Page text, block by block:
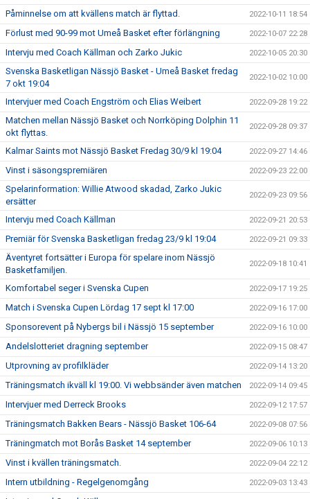
Påminnelse om att kvällens match är flyttad. 2022-10-11 18:54
Förlust med 90-99 mot Umeå Basket efter förlängning 2022-10-07 22:28
Intervju med Coach Källman och Zarko Jukic 2022-10-05 20:30
Svenska Basketligan Nässjö Basket - Umeå Basket fredag
7 okt 19:04
2022-10-02 10:00
Intervjuer med Coach Engström och Elias Weibert 2022-09-28 19:22
Matchen mellan Nässjö Basket och Norrköping Dolphin 11
okt flyttas.
2022-09-28 09:37
Kalmar Saints mot Nässjö Basket Fredag 30/9 kl 19:04 2022-09-27 14:46
Vinst i säsongspremiären 2022-09-23 22:00
Spelarinformation: Willie Atwood skadad, Zarko Jukic
ersätter
2022-09-23 09:56
Intervju med Coach Källman 2022-09-21 20:53
Premiär för Svenska Basketligan fredag 23/9 kl 19:04 2022-09-21 09:33
Äventyret fortsätter i Europa för spelare inom Nässjö
Basketfamiljen.
2022-09-18 10:41
Komfortabel seger i Svenska Cupen 2022-09-17 19:25
Match i Svenska Cupen Lördag 17 sept kl 17:00 2022-09-16 17:00
Sponsorevent på Nybergs bil i Nässjö 15 september 2022-09-16 10:00
Andelslotteriet dragning september 2022-09-15 08:47
Utprovning av profilkläder 2022-09-14 13:20
Träningsmatch ikväll kl 19:00. Vi webbsänder även matchen 2022-09-14 09:45
Intervjuer med Derreck Brooks 2022-09-12 17:57
Träningsmatch Bakken Bears - Nässjö Basket 106-64 2022-09-08 07:56
Träningmatch mot Borås Basket 14 september 2022-09-06 10:13
Vinst i kvällen träningsmatch. 2022-09-04 22:12
Intern utbildning - Regelgenomgång 2022-09-03 13:43